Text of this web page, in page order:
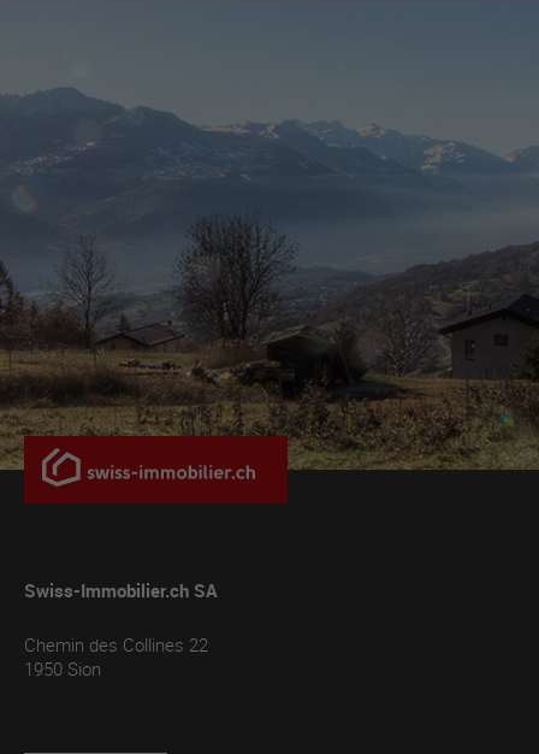
Swiss-Immobilier.ch SA
Chemin des Collines 22
1950 Sion